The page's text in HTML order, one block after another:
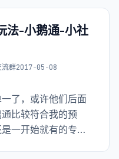
法-小鹅通-小社
流群2017-05-08
了，或许他们后面
比较符合我的预
一开始就有的专